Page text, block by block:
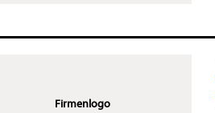
Firmenlogo